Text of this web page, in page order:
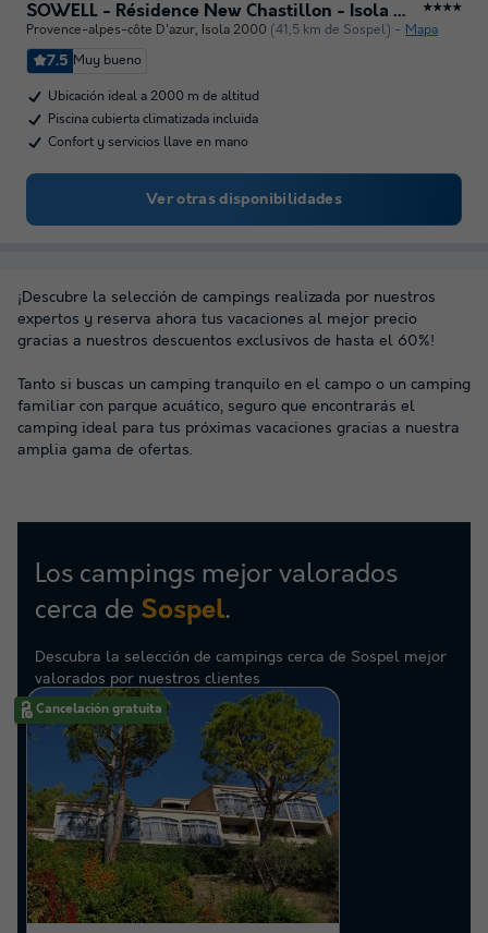
SOWELL - Résidence New Chastillon - Isola 2000 ★★★★
Provence-alpes-côte D'azur, Isola 2000 (41,5 km de Sospel) Mapa
7.5 Muy bueno
Ubicación ideal a 2000 m de altitud
Piscina cubierta climatizada incluida
Confort y servicios llave en mano
Ver otras disponibilidades
¡Descubre la selección de campings realizada por nuestros
expertos y reserva ahora tus vacaciones al mejor precio
gracias a nuestros descuentos exclusivos de hasta el 60%!
Tanto si buscas un camping tranquilo en el campo o un camping
familiar con parque acuático, seguro que encontrarás el
camping ideal para tus próximas vacaciones gracias a nuestra
amplia gama de ofertas.
Los campings mejor valorados
cerca de Sospel.
Descubra la selección de campings cerca de Sospel mejor
valorados por nuestros clientes
Cancelación gratuita